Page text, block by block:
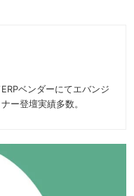
ベンダーにてエバンジ
ー登壇実績多数。